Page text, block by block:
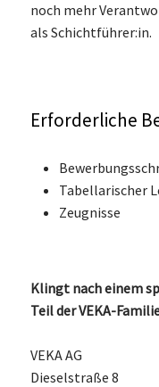
noch mehr
als Schichtführer:in.
Erforderliche
Tabellarischer
Zeugnisse
Klingt nach einem
Teil der VEKA-
VEKA AG
Dieselstraße 8